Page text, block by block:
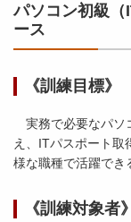
パソコン初級
ース
《訓練目標》
実務で必要なパソ
え、ITパスポート取
様な職種で活躍でき
《訓練対象者》